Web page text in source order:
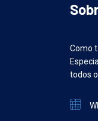
Como
todos